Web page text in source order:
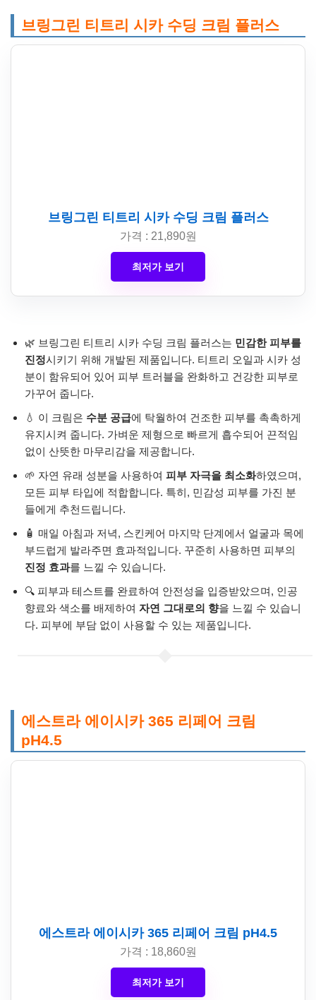
브링그린 티트리 시카 수딩 크림 플러스
브링그린 티트리 시카 수딩 크림 플러스
가격 : 21,890원
최저가 보기
🌿 브링그린 티트리 시카 수딩 크림 플러스는 민감한 피부를
진정시키기 위해 개발된 제품입니다. 티트리 오일과 시카 성
분이 함유되어 있어 피부 트러블을 완화하고 건강한 피부로
가꾸어 줍니다.
💧 이 크림은 수분 공급에 탁월하여 건조한 피부를 촉촉하게
유지시켜 줍니다. 가벼운 제형으로 빠르게 흡수되어 끈적임
없이 산뜻한 마무리감을 제공합니다.
🌱 자연 유래 성분을 사용하여 피부 자극을 최소화하였으며,
모든 피부 타입에 적합합니다. 특히, 민감성 피부를 가진 분
들에게 추천드립니다.
🧴 매일 아침과 저녁, 스킨케어 마지막 단계에서 얼굴과 목에
부드럽게 발라주면 효과적입니다. 꾸준히 사용하면 피부의
진정 효과를 느낄 수 있습니다.
🔍 피부과 테스트를 완료하여 안전성을 입증받았으며, 인공
향료와 색소를 배제하여 자연 그대로의 향을 느낄 수 있습니
다. 피부에 부담 없이 사용할 수 있는 제품입니다.
에스트라 에이시카 365 리페어 크림
pH4.5
에스트라 에이시카 365 리페어 크림 pH4.5
가격 : 18,860원
최저가 보기